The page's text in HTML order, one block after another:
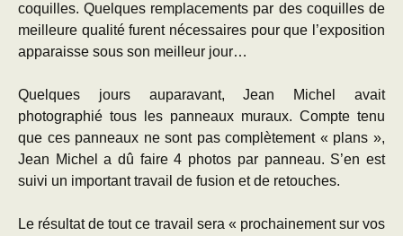
coquilles. Quelques remplacements par des coquilles de
meilleure qualité furent nécessaires pour que l’exposition
apparaisse sous son meilleur jour…
Quelques jours auparavant, Jean Michel avait
photographié tous les panneaux muraux. Compte tenu
que ces panneaux ne sont pas complètement « plans »,
Jean Michel a dû faire 4 photos par panneau. S’en est
suivi un important travail de fusion et de retouches.
Le résultat de tout ce travail sera « prochainement sur vos